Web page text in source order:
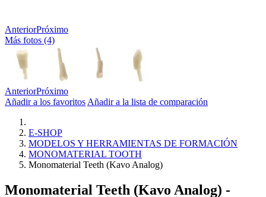
AnteriorPróximo
Más fotos (4)
AnteriorPróximo
Añadir a los favoritos Añadir a la lista de comparación
E-SHOP
MODELOS Y HERRAMIENTAS DE FORMACIÓN
MONOMATERIAL TOOTH
Monomaterial Teeth (Kavo Analog)
Monomaterial Teeth (Kavo Analog) -